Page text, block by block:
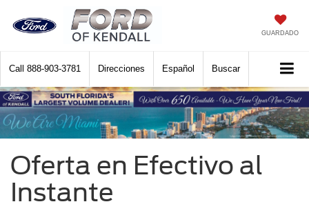
GUARDADO
Call 888-903-3781 Direcciones Español Buscar
Oferta en Efectivo al
Instante